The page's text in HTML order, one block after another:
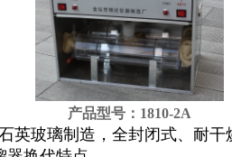
产品型号：1810-2A
英玻璃制造，全封闭式、耐